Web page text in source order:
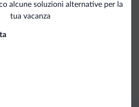
alcune soluzioni alternative per la
tua vacanza